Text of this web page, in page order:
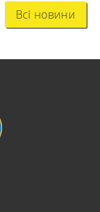
Всі новини